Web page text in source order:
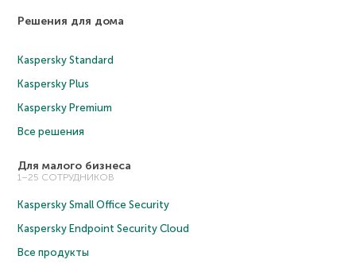
Решения для дома
Kaspersky Standard
Kaspersky Plus
Kaspersky Premium
Все решения
Для малого бизнеса
1–25 СОТРУДНИКОВ
Kaspersky Small Office Security
Kaspersky Endpoint Security Cloud
Все продукты